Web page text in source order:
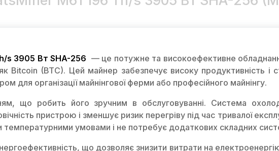
s 3905 Вт SHA-256 — це потужне та високоефективне
Bitcoin (BTC). Цей майнер забезпечує високу продуктивність і
для організації майнінгової ферми або професійного майнінгу.
що робить його зручним в обслуговуванні. Система
пристрою і зменшує ризик перегріву під час тривалої
температурними умовами і не потребує додаткових складних
що дозволяє знизити витрати на